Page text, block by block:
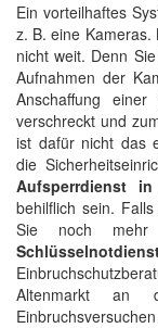
Ein vorteilhaftes
z. B. eine Kameras.
nicht weit. Denn
Aufnahmen der
Anschaffung
verschreckt und
ist dafür nicht das
die
Aufsperrdienst
behilflich sein.
Sie noch mehr
Altenmarkt an